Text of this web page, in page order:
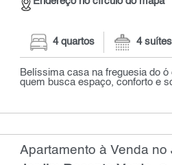
4 quartos 4 suítes
Belíssima casa na freguesia do
quem busca espaço, conforto e
Apartamento à Venda no